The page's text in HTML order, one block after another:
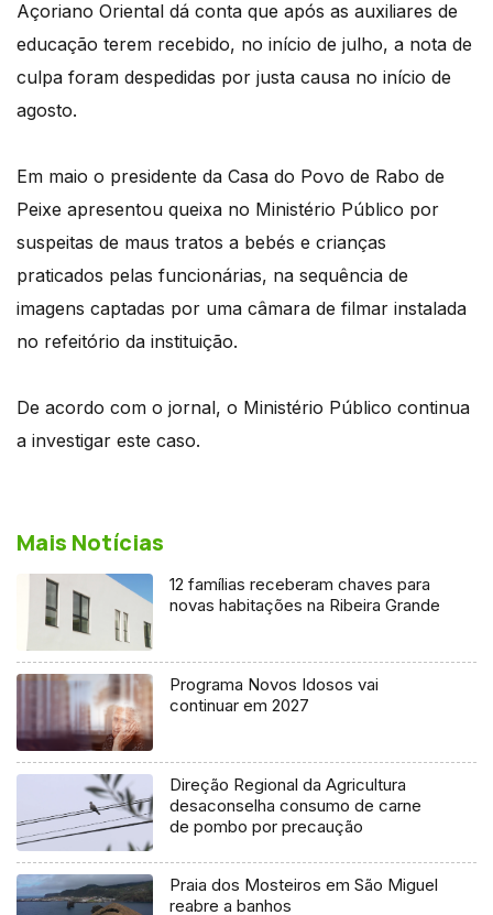
Açoriano Oriental dá conta que após as auxiliares de
educação terem recebido, no início de julho, a nota de
culpa foram despedidas por justa causa no início de
agosto.
Em maio o presidente da Casa do Povo de Rabo de
Peixe apresentou queixa no Ministério Público por
suspeitas de maus tratos a bebés e crianças
praticados pelas funcionárias, na sequência de
imagens captadas por uma câmara de filmar instalada
no refeitório da instituição.
De acordo com o jornal, o Ministério Público continua
a investigar este caso.
Mais Notícias
12 famílias receberam chaves para
novas habitações na Ribeira Grande
Programa Novos Idosos vai
continuar em 2027
Direção Regional da Agricultura
desaconselha consumo de carne
de pombo por precaução
Praia dos Mosteiros em São Miguel
reabre a banhos